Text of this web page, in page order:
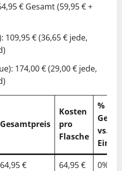
€ Gesamt (59,95 € +
109,95 € (36,65 € jede,
174,00 € (29,00 € jede,
Gesamtpreis
Kosten
pro
Flasche
%
vs.
Einzel
64,95 € 64,95 € 0%